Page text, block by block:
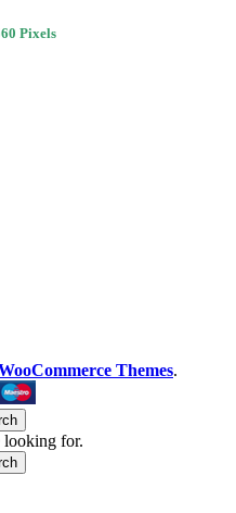
Pixels
Themes.
looking for.